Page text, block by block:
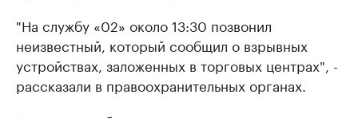
"На службу «02» около 13:30 позвонил
неизвестный, который сообщил о взрывных
устройствах, заложенных в торговых центрах", -
рассказали в правоохранительных органах.